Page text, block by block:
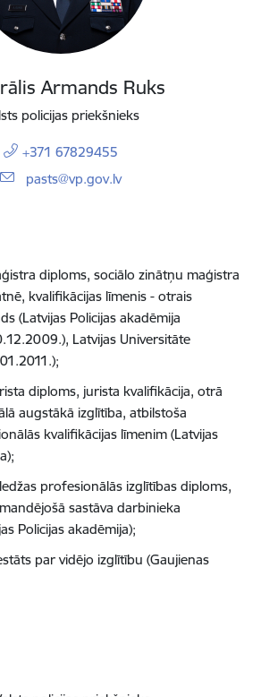
Armands Ruks
policijas priekšnieks
+371 67829455
E-pasts:
pasts@vp.gov.lv
diploms, sociālo zinātņu maģistra
kvalifikācijas līmenis - otrais
(Latvijas Policijas akadēmija
Latvijas Universitāte
diploms, jurista kvalifikācija, otrā
augstākā izglītība, atbilstoša
kvalifikācijas līmenim (Latvijas
profesionālās izglītības diploms,
sastāva darbinieka
Policijas akadēmija);
par vidējo izglītību (Gaujienas